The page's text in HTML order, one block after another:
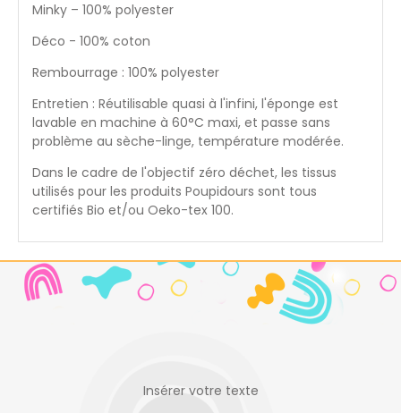
Minky – 100% polyester
Déco - 100% coton
Rembourrage : 100% polyester
Entretien : Réutilisable quasi à l'infini, l'éponge est
lavable en machine à 60°C maxi, et passe sans
problème au sèche-linge, température modérée.
Dans le cadre de l'objectif zéro déchet, les tissus
utilisés pour les produits Poupidours sont tous
certifiés Bio et/ou Oeko-tex 100.
Insérer votre texte